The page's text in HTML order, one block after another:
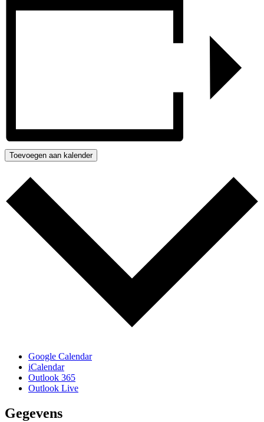
Toevoegen aan kalender
Google Calendar
iCalendar
Outlook 365
Outlook Live
Gegevens